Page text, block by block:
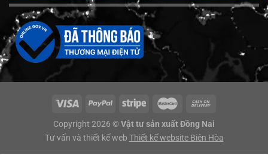
Copyright 2026 © Vật tư sản xuất Đồng Nai
Tư vấn và thiết kế web Thiết kế website Biên Hòa